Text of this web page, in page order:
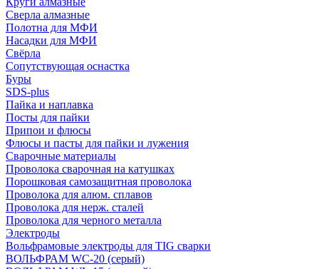
Сверла алмазные
Полотна для МФИ
Насадки для МФИ
Свёрла
Сопутствующая оснастка
Буры
SDS-plus
Пайка и наплавка
Посты для пайки
Припои и флюсы
Флюсы и пасты для пайки и лужения
Сварочные материалы
Проволока сварочная на катушках
Порошковая самозащитная проволока
Проволока для алюм. сплавов
Проволока для нерж. сталей
Проволока для черного металла
Электроды
Вольфрамовые электроды для TIG сварки
ВОЛЬФРАМ WC-20 (серый)